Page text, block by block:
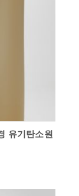
유기탄소원